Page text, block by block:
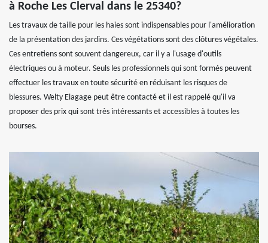
à Roche Les Clerval dans le 25340?
Les travaux de taille pour les haies sont indispensables pour l'amélioration
de la présentation des jardins. Ces végétations sont des clôtures végétales.
Ces entretiens sont souvent dangereux, car il y a l'usage d'outils
électriques ou à moteur. Seuls les professionnels qui sont formés peuvent
effectuer les travaux en toute sécurité en réduisant les risques de
blessures. Welty Elagage peut être contacté et il est rappelé qu'il va
proposer des prix qui sont très intéressants et accessibles à toutes les
bourses.